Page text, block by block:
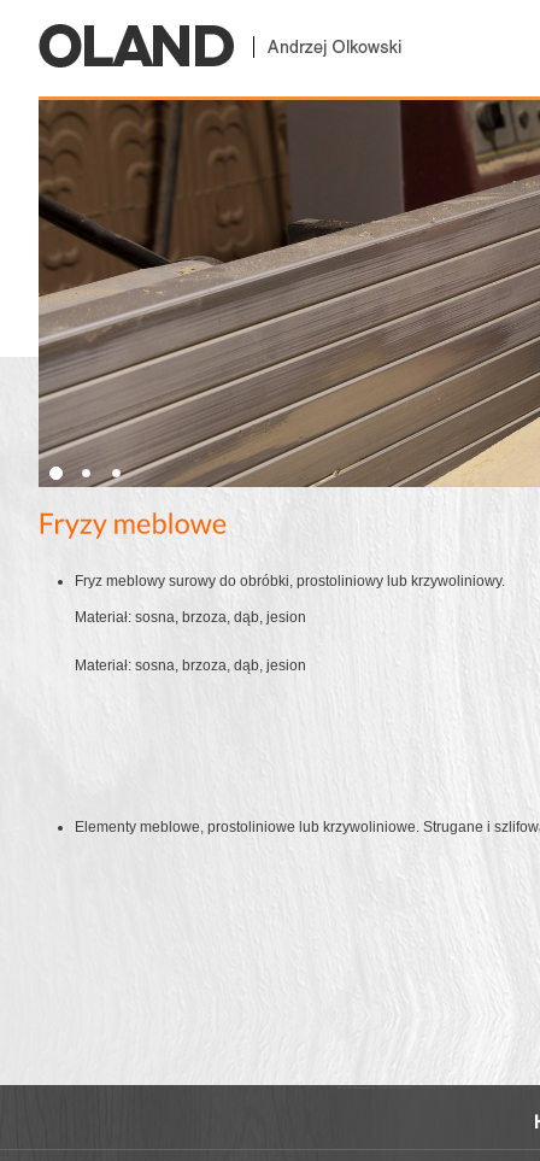
Fryz meblowy surowy do obróbki, prostoliniowy lub krzywoliniowy.
Materiał: sosna, brzoza, dąb, jesion
Elementy meblowe, prostoliniowe lub krzywoliniowe. Strugane i
Materiał: sosna, brzoza, dąb, jesion